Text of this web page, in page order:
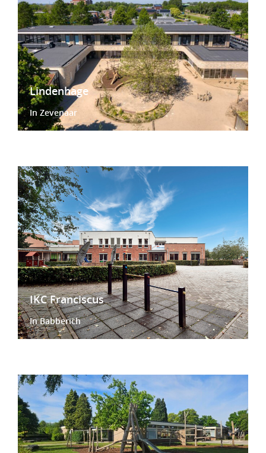
Lindenhage
In Zevenaar
IKC Franciscus
In Babberich